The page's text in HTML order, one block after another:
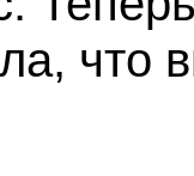
что